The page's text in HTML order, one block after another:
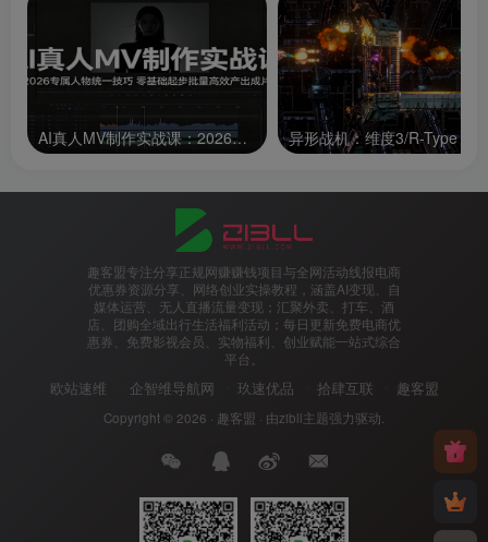
AI真人MV制作实战课：2026专属人物统一技巧，零基础起步批量高效产出成片
趣客盟专注分享正规网赚赚钱项目与全网活动线报电商
优惠券资源分享、网络创业实操教程，涵盖AI变现、自
媒体运营、无人直播流量变现；汇聚外卖、打车、酒
店、团购全域出行生活福利活动；每日更新免费电商优
惠券、免费影视会员、实物福利、创业赋能一站式综合
平台。
欧站速维 企智维导航网 玖速优品 拾肆互联 趣客盟
Copyright © 2026 · 趣客盟 · 由zibll主题强力驱动.